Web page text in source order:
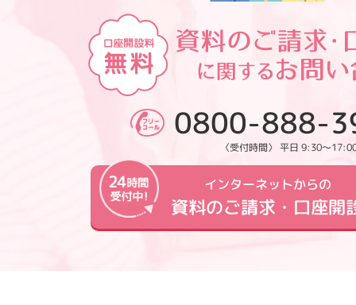
0800-888-
〈受付時間〉 平日 9:30～
インターネットからの
資料のご請求・口座開